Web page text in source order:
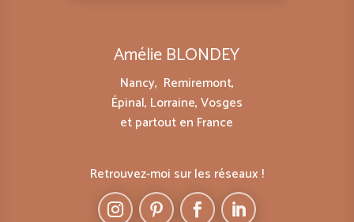
Amélie BLONDEY
Nancy, Remiremont,
Épinal, Lorraine, Vosges
et partout en France
Retrouvez-moi sur les réseaux !